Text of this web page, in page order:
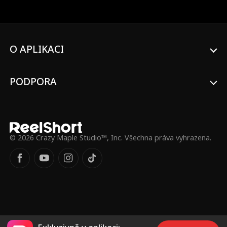
nabídne práci—a nečekané útočiště. Teď
O APLIKACI
PODPORA
© 2026 Crazy Maple Studio™, Inc. Všechna práva vyhrazena.